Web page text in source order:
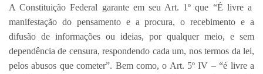
A Constituição Federal garante em seu Art. 1º que “É livre a
manifestação do pensamento e a procura, o recebimento e a
difusão de informações ou ideias, por qualquer meio, e sem
dependência de censura, respondendo cada um, nos termos da lei,
pelos abusos que cometer”. Bem como, o Art. 5º IV – “é livre a